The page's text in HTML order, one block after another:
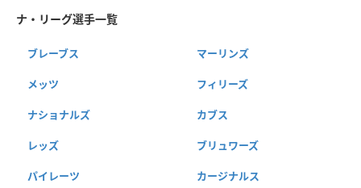
ナ・リーグ選手一覧
ブレーブス マーリンズ
メッツ フィリーズ
ナショナルズ カブス
レッズ ブリュワーズ
パイレーツ カージナルス